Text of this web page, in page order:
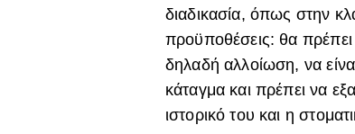
διαδικασία, όπως στην
προϋποθέσεις: θα
δηλαδή αλλοίωση, να
κάταγμα και πρέπει να
ιστορικό του και η